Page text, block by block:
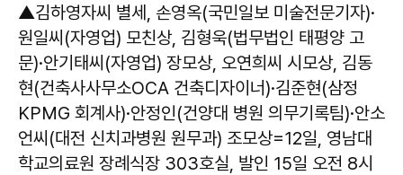
▲김하영자씨 별세, 손영옥(국민일보 미술전문기자)·
원일씨(자영업) 모친상, 김형욱(법무법인 태평양 고
문)·안기태씨(자영업) 장모상, 오연희씨 시모상, 김동
현(건축사사무소OCA 건축디자이너)·김준현(삼정
KPMG 회계사)·안정인(건양대 병원 의무기록팀)·안소
언씨(대전 신치과병원 원무과) 조모상=12일, 영남대
학교의료원 장례식장 303호실, 발인 15일 오전 8시